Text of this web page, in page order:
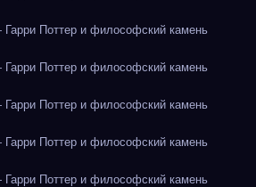
Поттер и философский камень
Поттер и философский камень
Поттер и философский камень
Поттер и философский камень
Поттер и философский камень